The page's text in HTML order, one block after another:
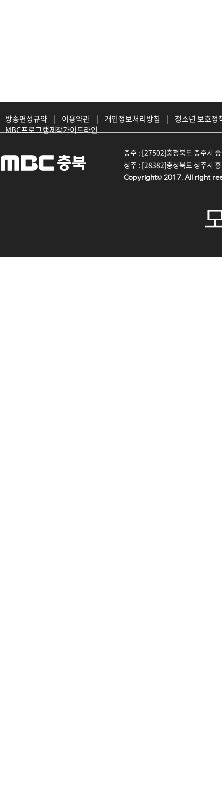
방송편성규약 | 이용약관 | 개인정보처리방침 |
청소년 보호정
MBC프로그램제작가이드라인
충주 : [27502]충청북도 충주시
청주 : [28382]충청북도 청주시
Copyright© 2017. All right